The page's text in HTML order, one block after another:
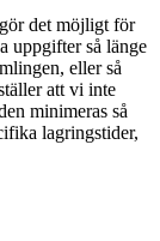
det möjligt för
uppgifter så länge
eller så
att vi inte
minimeras så
lagringstider,